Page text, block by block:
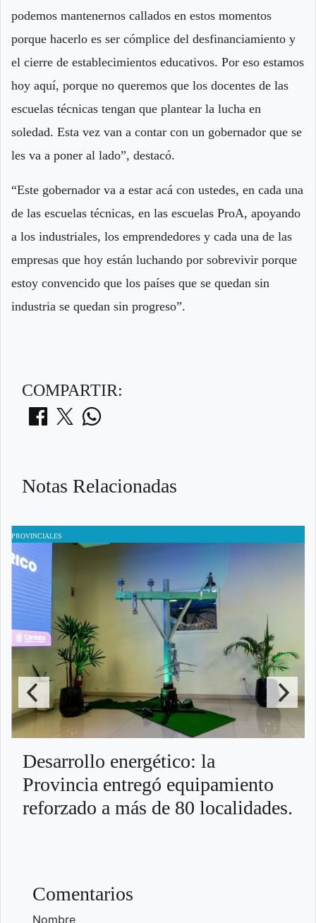
podemos mantenernos callados en estos momentos
porque hacerlo es ser cómplice del desfinanciamiento y
el cierre de establecimientos educativos. Por eso estamos
hoy aquí, porque no queremos que los docentes de las
escuelas técnicas tengan que plantear la lucha en
soledad. Esta vez van a contar con un gobernador que se
les va a poner al lado”, destacó.
“Este gobernador va a estar acá con ustedes, en cada una
de las escuelas técnicas, en las escuelas ProA, apoyando
a los industriales, los emprendedores y cada una de las
empresas que hoy están luchando por sobrevivir porque
estoy convencido que los países que se quedan sin
industria se quedan sin progreso”.
COMPARTIR:
Notas Relacionadas
PROVINCIALES
Desarrollo energético: la
Provincia entregó equipamiento
reforzado a más de 80 localidades.
Comentarios
Nombre